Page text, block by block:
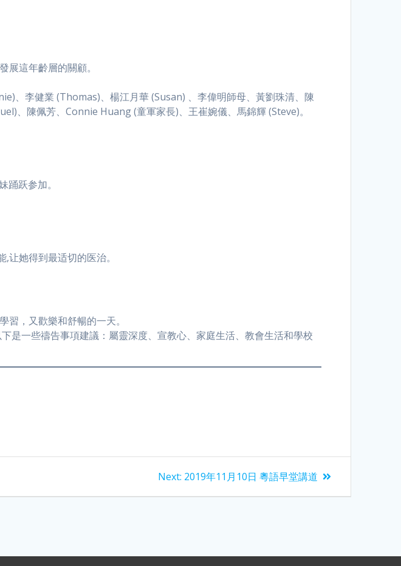
這年齡層的關顧。
、李健業 (Thomas)、楊江月華 (Susan) 、李偉明師母、黃劉珠清、陳
、陳佩芳、Connie Huang (童軍家長)、王崔婉儀、馬錦輝 (Steve)。
跃参加。
让她得到最适切的医治。
，又歡樂和舒暢的一天。
是一些禱告事項建議：屬靈深度、宣教心、家庭生活、教會生活和學校
Next: 2019年11月10日 粵語早堂講道